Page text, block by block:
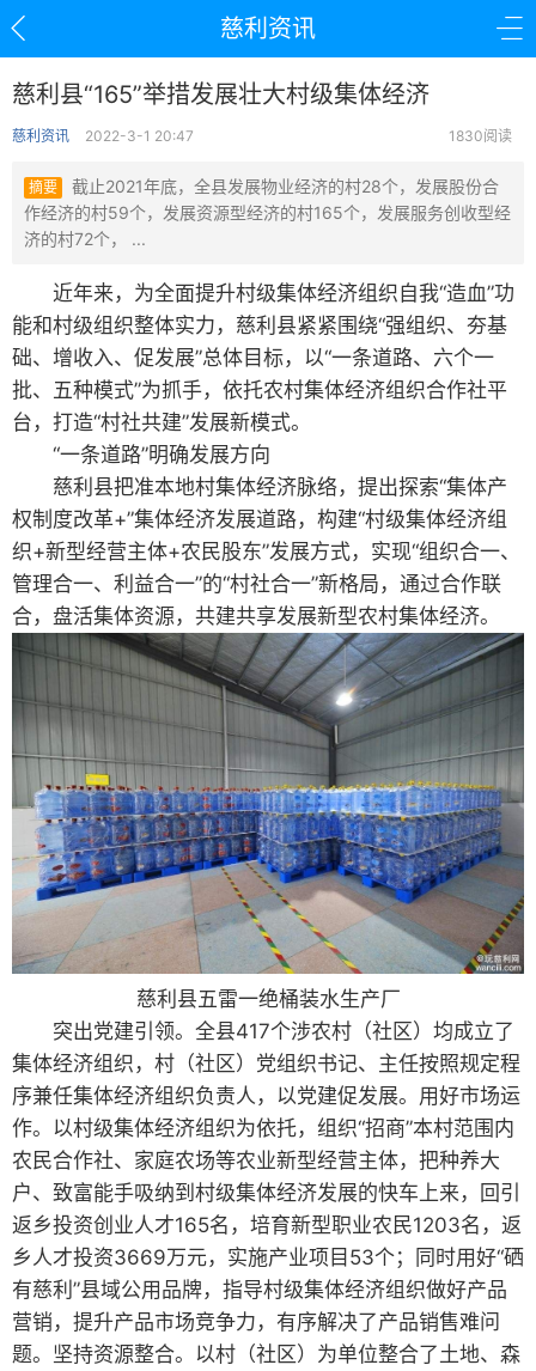
慈利资讯
慈利县“165”举措发展壮大村级集体经济
慈利资讯 2022-3-1 20:47 1830阅读
摘要
截止2021年底，全县发展物业经济的村28个，发展股份合
作经济的村59个，发展资源型经济的村165个，发展服务创收型经
济的村72个， ...
近年来，为全面提升村级集体经济组织自我“造血”功
能和村级组织整体实力，慈利县紧紧围绕“强组织、夯基
础、增收入、促发展”总体目标，以“一条道路、六个一
批、五种模式”为抓手，依托农村集体经济组织合作社平
台，打造“村社共建”发展新模式。
“一条道路”明确发展方向
慈利县把准本地村集体经济脉络，提出探索“集体产
权制度改革+”集体经济发展道路，构建“村级集体经济组
织+新型经营主体+农民股东”发展方式，实现“组织合一、
管理合一、利益合一”的“村社合一”新格局，通过合作联
合，盘活集体资源，共建共享发展新型农村集体经济。
慈利县五雷一绝桶装水生产厂
突出党建引领。全县417个涉农村（社区）均成立了
集体经济组织，村（社区）党组织书记、主任按照规定程
序兼任集体经济组织负责人，以党建促发展。用好市场运
作。以村级集体经济组织为依托，组织“招商”本村范围内
农民合作社、家庭农场等农业新型经营主体，把种养大
户、致富能手吸纳到村级集体经济发展的快车上来，回引
返乡投资创业人才165名，培育新型职业农民1203名，返
乡人才投资3669万元，实施产业项目53个；同时用好“硒
有慈利”县域公用品牌，指导村级集体经济组织做好产品
营销，提升产品市场竞争力，有序解决了产品销售难问
题。坚持资源整合。以村（社区）为单位整合了土地、森